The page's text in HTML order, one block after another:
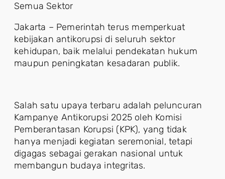
Semua Sektor
Jakarta – Pemerintah terus memperkuat
kebijakan antikorupsi di seluruh sektor
kehidupan, baik melalui pendekatan hukum
maupun peningkatan kesadaran publik.
Salah satu upaya terbaru adalah peluncuran
Kampanye Antikorupsi 2025 oleh Komisi
Pemberantasan Korupsi (KPK), yang tidak
hanya menjadi kegiatan seremonial, tetapi
digagas sebagai gerakan nasional untuk
membangun budaya integritas.